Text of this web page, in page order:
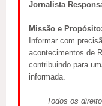
Jornalista
Missão e Propósito:
Informar com
acontecimentos de
contribuindo para
informada.
Todos os